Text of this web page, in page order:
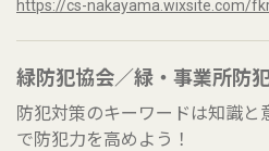
https://cs-nakayama.wixsite.com/
緑防犯協会／緑・事業所防
防犯対策のキーワードは知識
で防犯力を高めよう！